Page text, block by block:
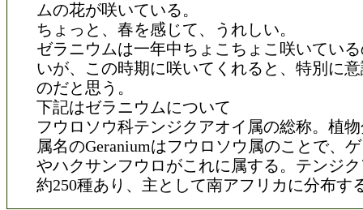
ムの花が咲いている。
ちょっと、春を感じて、うれしい。
ゼラニウムは一年中ちょこちょこ咲いてい
いが、この時期に咲いてくれると、特別に
のだと思う。
下記はゼラニウムについて
フウロソウ科テンジクアオイ属の総称。植
属名のGeraniumはフウロソウ属のことで、
やハクサンフウロがこれに属する。テンジ
約250種あり、主として南アフリカに分布す